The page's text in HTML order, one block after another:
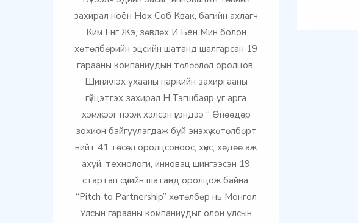
захирал ноён Нох Соб Квак, багийн ахлагч
Ким Ёнг Жэ, зөвлөх И Бён Мин болон
хөтөлбөрийн эцсийн шатанд шалгарсан 19
гарааны компаниудын төлөөлөл оролцов.
Шинжлэх ухааны паркийн захиргааны
гүйцэтгэх захирал Н.Тэгшбаяр уг арга
хэмжээг нээж хэлсэн үгэндээ “ Өнөөдөр
зохион байгуулагдаж буй энэхүү хөтөлбөрт
нийт 41 төсөл оролцсоноос, хүнс, хөдөө аж
ахуй, технологи, инновац шингээсэн 19
стартап сүүлийн шатанд оролцож байна.
“Pitch to Partnership” хөтөлбөр нь Монгол
Улсын гарааны компаниудыг олон улсын